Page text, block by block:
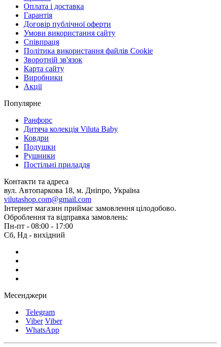
Оплата і доставка
Гарантія
Договір публічної оферти
Умови використання сайту
Співпраця
Політика використання файлів Cookie
Зворотній зв'язок
Карта сайту
Виробники
Акції
Популярне
Ранфорс
Дитяча колекція Viluta Baby
Ковдри
Подушки
Рушники
Постільні приладдя
Контакти та адреса
вул. Автопаркова 18, м. Дніпро, Україна
vilutashop.com@gmail.com
Інтернет магазин приймає замовлення цілодобово.
Оброблення та відправка замовлень:
Пн-пт - 08:00 - 17:00
Сб, Нд - вихідний
Месенджери
Telegram
Viber Viber
WhatsApp